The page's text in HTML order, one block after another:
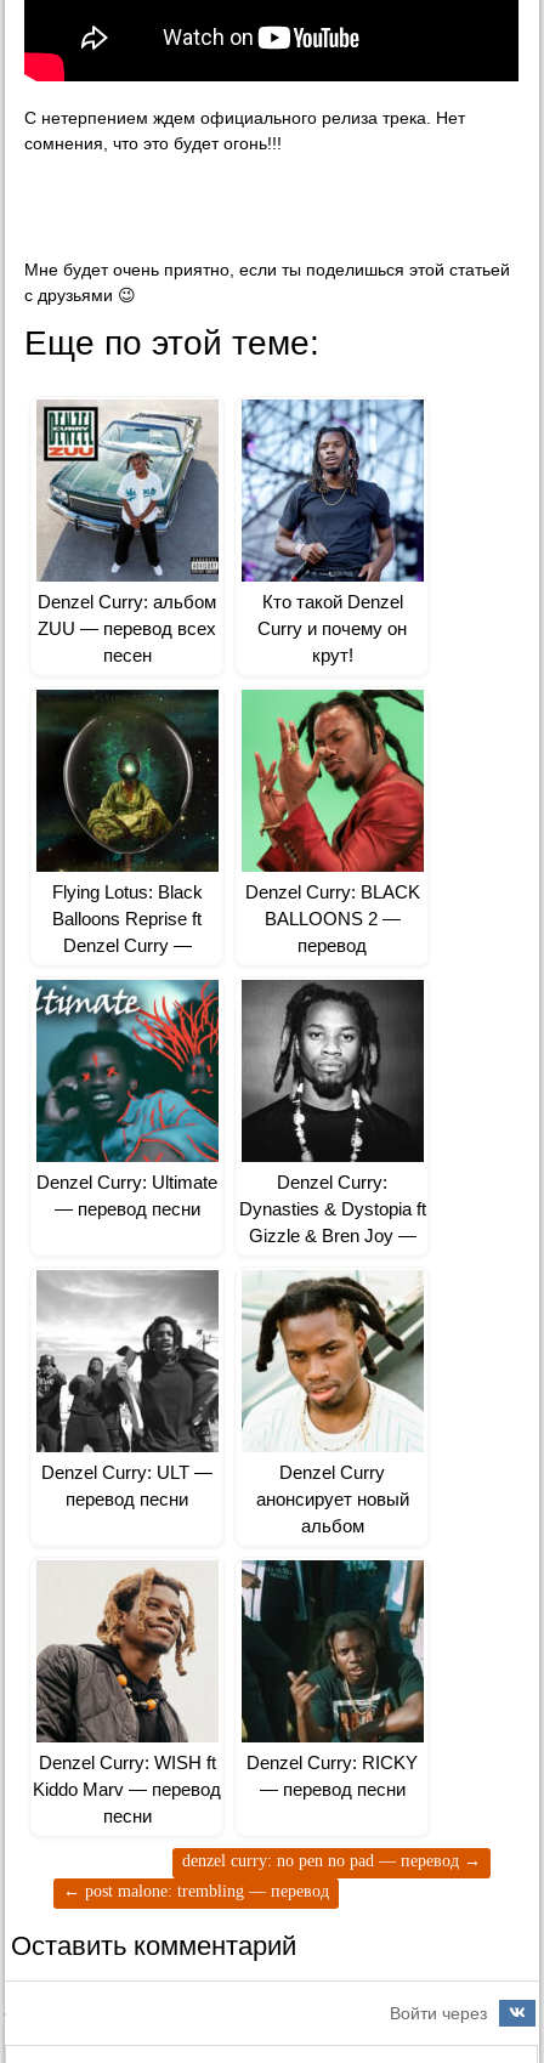
С нетерпением ждем официального релиза трека. Нет
сомнения, что это будет огонь!!!
Мне будет очень приятно, если ты поделишься этой статьей
с друзьями 😉
Еще по этой теме:
Denzel Curry: альбом
ZUU — перевод всех
песен
Кто такой Denzel
Curry и почему он
крут!
Flying Lotus: Black
Balloons Reprise ft
Denzel Curry —
Denzel Curry: BLACK
BALLOONS 2 —
перевод
Denzel Curry: Ultimate
— перевод песни
Denzel Curry:
Dynasties & Dystopia ft
Gizzle & Bren Joy —
Denzel Curry: ULT —
перевод песни
Denzel Curry
анонсирует новый
альбом
Denzel Curry: WISH ft
Kiddo Marv — перевод
песни
Denzel Curry: RICKY
— перевод песни
denzel curry: no pen no pad — перевод →
← post malone: trembling — перевод
Оставить комментарий
Войти через